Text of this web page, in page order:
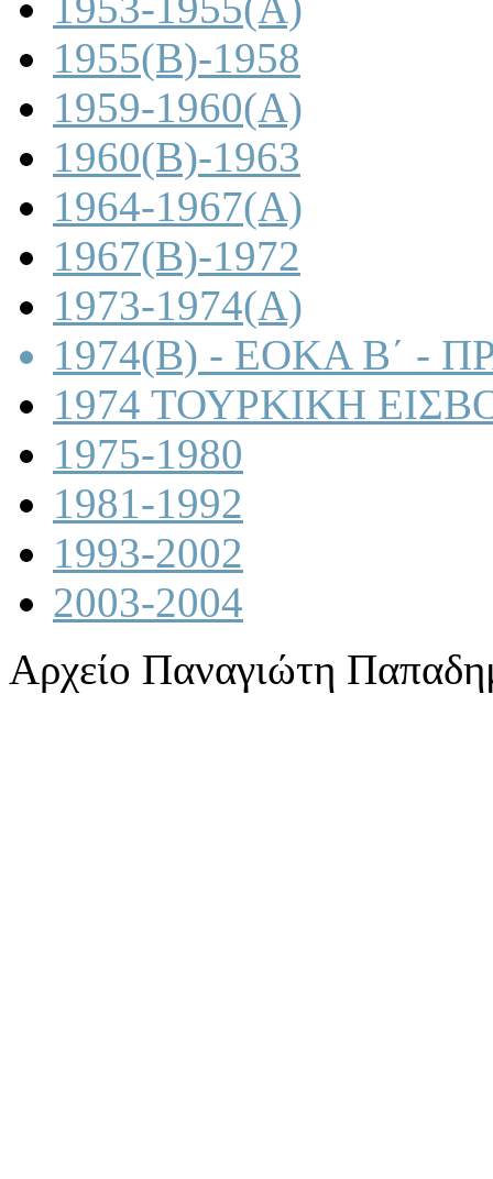
1955(B)-1958
1959-1960(A)
1960(B)-1963
1964-1967(A)
1967(B)-1972
1973-1974(A)
1974(B) - ΕΟΚΑ Β΄ -
1974 ΤΟΥΡΚΙΚΗ
1975-1980
1981-1992
1993-2002
2003-2004
Αρχείο Παναγιώτη